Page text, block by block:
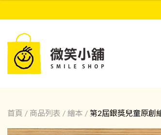
首頁 / 商品列表 / 繪本 / 第2屆銀獎兒童原創